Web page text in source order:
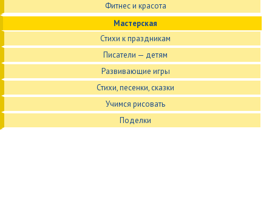
Фитнес и красота
Мастерская
Стихи к праздникам
Писатели — детям
Развивающие игры
Стихи, песенки, сказки
Учимся рисовать
Поделки